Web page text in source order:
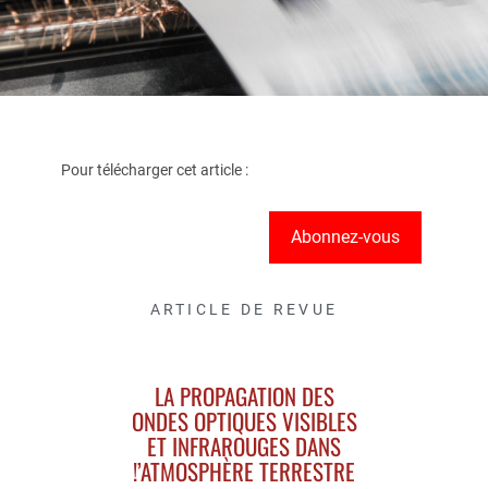
Pour télécharger cet article :
Abonnez-vous
ARTICLE DE REVUE
LA PROPAGATION DES
ONDES OPTIQUES VISIBLES
ET INFRAROUGES DANS
!’ATMOSPHÈRE TERRESTRE